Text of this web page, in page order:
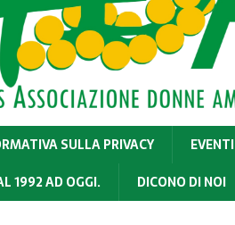
SULLA PRIVACY
EVENTI
1992 AD OGGI.
DICONO DI NOI